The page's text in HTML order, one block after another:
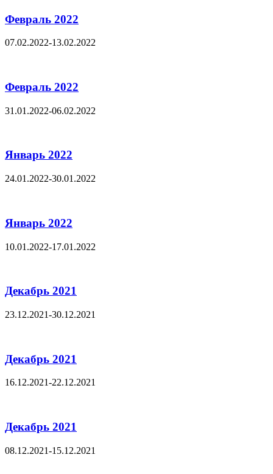
Февраль 2022
07.02.2022-13.02.2022
Февраль 2022
31.01.2022-06.02.2022
Январь 2022
24.01.2022-30.01.2022
Январь 2022
10.01.2022-17.01.2022
Декабрь 2021
23.12.2021-30.12.2021
Декабрь 2021
16.12.2021-22.12.2021
Декабрь 2021
08.12.2021-15.12.2021